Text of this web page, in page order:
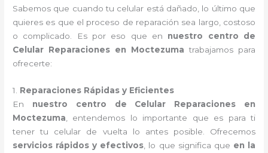
Sabemos que cuando tu celular está dañado, lo último que
quieres es que el proceso de reparación sea largo, costoso
o complicado. Es por eso que en nuestro centro de
Celular Reparaciones en Moctezuma trabajamos para
ofrecerte:
1. Reparaciones Rápidas y Eficientes
En nuestro centro de Celular Reparaciones en
Moctezuma , entendemos lo importante que es para ti
tener tu celular de vuelta lo antes posible. Ofrecemos
servicios rápidos y efectivos , lo que significa que en la